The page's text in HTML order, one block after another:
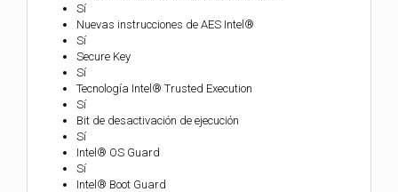
Sí
Nuevas instrucciones de AES Intel®
Sí
Secure Key
Sí
Tecnología Intel® Trusted Execution
Sí
Bit de desactivación de ejecución
Sí
Intel® OS Guard
Sí
Intel® Boot Guard